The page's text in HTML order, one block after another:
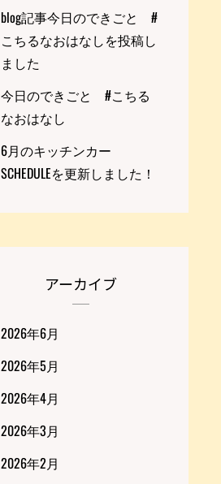
blog記事今日のできごと #
こちるなおはなしを投稿し
ました
今日のできごと #こちる
なおはなし
6月のキッチンカー
SCHEDULEを更新しました！
アーカイブ
2026年6月
2026年5月
2026年4月
2026年3月
2026年2月